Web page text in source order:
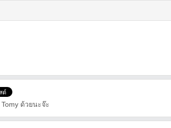
ด้วยนะจ๊ะ